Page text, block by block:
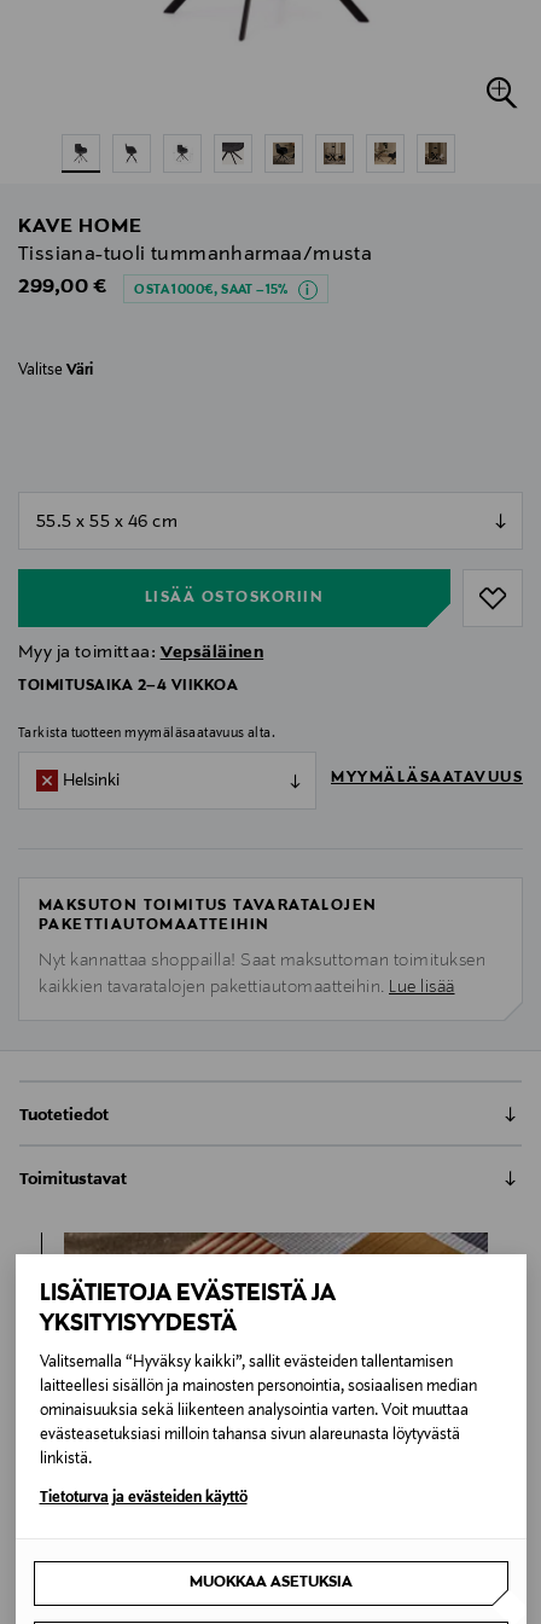
LISÄTIETOJA EVÄSTEISTÄ JA
YKSITYISYYDESTÄ
Valitsemalla “Hyväksy kaikki”, sallit evästeiden tallentamisen
laitteellesi sisällön ja mainosten personointia, sosiaalisen median
ominaisuuksia sekä liikenteen analysointia varten. Voit muuttaa
evästeasetuksiasi milloin tahansa sivun alareunasta löytyvästä
linkistä.
Tietoturva ja evästeiden käyttö
MUOKKAA ASETUKSIA
KAVE HOME
Tissiana-tuoli tummanharmaa/musta
Original Price
299,00 € OSTA 1000€, SAAT –15%
Valitse Väri
LISÄÄ OSTOSKORIIN
Myy ja toimittaa: Vepsäläinen
TOIMITUSAIKA 2–4 VIIKKOA
Tarkista tuotteen myymäläsaatavuus alta.
Helsinki MYYMÄLÄSAATAVUUS
MAKSUTON TOIMITUS TAVARATALOJEN
PAKETTIAUTOMAATTEIHIN
Nyt kannattaa shoppailla! Saat maksuttoman toimituksen
kaikkien tavaratalojen pakettiautomaatteihin. Lue lisää
Tuotetiedot
istuinmukavuus ja tyylikäs ulkomuoto. Tuolissa on
pysäytinmekanismi, matalat käsinojat, jotka
miellyttävän pehmeä verhoilu. Tissiana-tuoli sopii
ruokapöydäntuoliksi pitkille illallisille tai työtuoliksi
chenillekangasverhoilu, vaahtomuovipehmuste ja
mustaksi maalatut teräsjalat. Puhdistus mietoon
pesuaineeseen kostutetulla liinalla pyyhkimällä.
LUE KOKO TUOTEKUVAUS
Tuotenumero
174899899
Kangas,Metalli
GREY
Toimitustavat
Toimitusaika 2–4 viikkoa
6,90 €
Kotiinkuljetus
Toimitusaika 2–4 viikkoa
6,90 €
Inspiroidu